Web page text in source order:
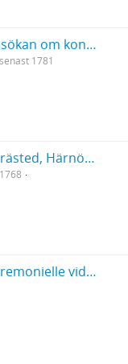
Carl Michael Bellman: Ansökan om konfirmationsfullmakt på sekreterarebeställningen i Nummerlotteriet
1781
Personliga handlingar: Prästed, Härnösand 1768
1768
Carl Michael Bellman: Ceremonielle vid Parentation i Riddar-Capittlet af de Två Förgyllta Svinen, hållen öfver Bränvinsbrännaren och Ridd. Lundholm d.15 Okt.1769 af Ordensparentatorn... Janke Jensen